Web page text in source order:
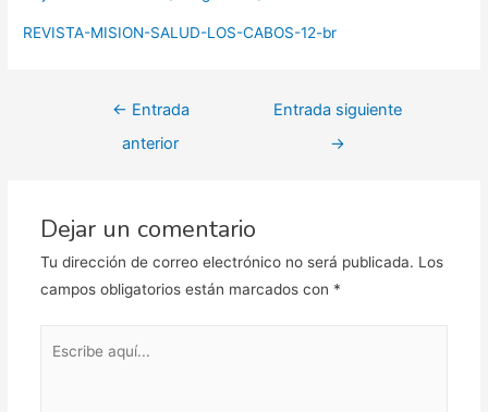
REVISTA-MISION-SALUD-LOS-CABOS-12-br
Navegación
← Entrada
anterior
Entrada siguiente
→
Dejar un comentario
Tu dirección de correo electrónico no será publicada. Los
campos obligatorios están marcados con *